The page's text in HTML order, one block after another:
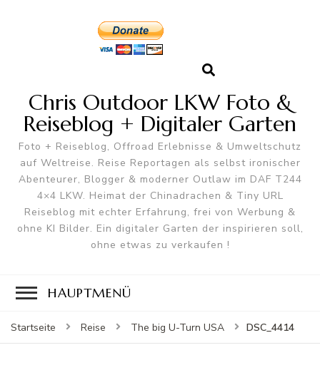
Chris Outdoor LKW Foto &
Reiseblog + Digitaler Garten
Foto + Reiseblog, Offroad Erlebnisse & Umweltschutz
auf Weltreise. Reise Reportagen als selbst ironischer
Abenteurer, Blogger & moderner Outlaw im DAF T244
4×4 LKW. Heimat der Chinadrachen & Tiny URL
Reiseblog mit echter Erfahrung, frei von Werbung &
ohne KI Bilder. Ein digitaler Garten der inspirieren soll,
ohne etwas zu verkaufen !
HAUPTMENÜ
Startseite Reise The big U-Turn USA DSC_4414